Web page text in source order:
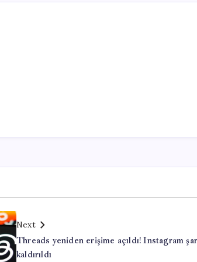
Next
Threads yeniden erişime açıldı! Instagram
kaldırıldı